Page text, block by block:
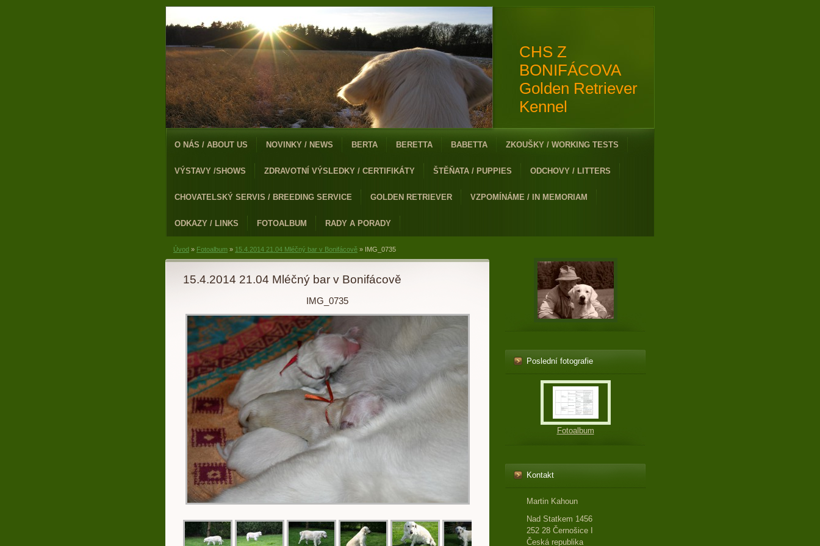
CHS Z
BONIFÁCOVA
Golden Retriever
Kennel
O NÁS / ABOUT US NOVINKY / NEWS BERTA BERETTA BABETTA ZKOUŠKY / WORKING TESTS
VÝSTAVY /SHOWS ZDRAVOTNÍ VÝSLEDKY / CERTIFIKÁTY ŠTĚŇATA / PUPPIES ODCHOVY / LITTERS
CHOVATELSKÝ SERVIS / BREEDING SERVICE GOLDEN RETRIEVER VZPOMÍNÁME / IN MEMORIAM
ODKAZY / LINKS FOTOALBUM RADY A PORADY
Úvod » Fotoalbum » 15.4.2014 21.04 Mléčný bar v Bonifácově » IMG_0735
15.4.2014 21.04 Mléčný bar v Bonifácově
IMG_0735
Poslední fotografie
Fotoalbum
Kontakt
Martin Kahoun
Nad Statkem 1456
252 28 Černošice I
Česká republika